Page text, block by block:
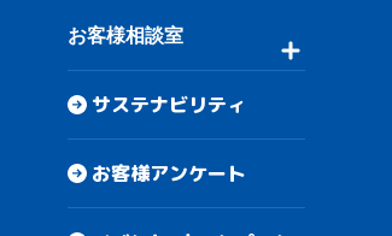
お客様相談室
サステナビリティ
お客様アンケート